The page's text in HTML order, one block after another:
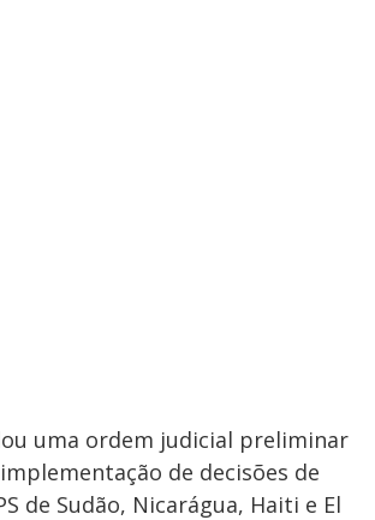
uma ordem judicial preliminar
de decisões de
de Sudão, Nicarágua, Haiti e El